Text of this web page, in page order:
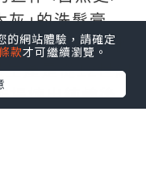
灰｣的洗髮膏.
時在敘利亞地
產是從12世紀
提煉出純鹼後,
網站體驗，請確定
款才可繼續瀏覽。